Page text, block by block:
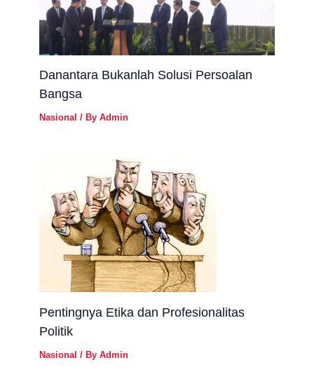
Danantara Bukanlah Solusi Persoalan
Bangsa
Nasional / ByAdmin
Pentingnya Etika dan Profesionalitas
Politik
Nasional / ByAdmin